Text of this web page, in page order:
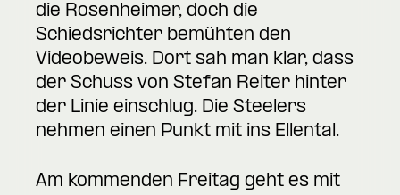
die Rosenheimer, doch die
Schiedsrichter bemühten den
Videobeweis. Dort sah man klar, dass
der Schuss von Stefan Reiter hinter
der Linie einschlug. Die Steelers
nehmen einen Punkt mit ins Ellental.
Am kommenden Freitag geht es mit